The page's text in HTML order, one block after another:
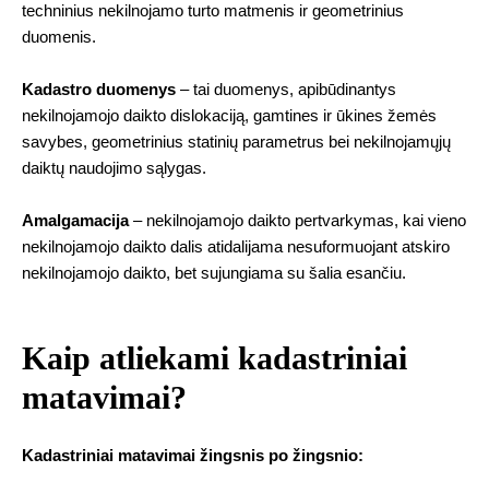
techninius nekilnojamo turto matmenis ir geometrinius
duomenis.
Kadastro duomenys – tai duomenys, apibūdinantys
nekilnojamojo daikto dislokaciją, gamtines ir ūkines žemės
savybes, geometrinius statinių parametrus bei nekilnojamųjų
daiktų naudojimo sąlygas.
Amalgamacija– nekilnojamojo daikto pertvarkymas, kai vieno
nekilnojamojo daikto dalis atidalijama nesuformuojant atskiro
nekilnojamojo daikto, bet sujungiama su šalia esančiu.
Kaip atliekami kadastriniai
matavimai?
Kadastriniai matavimai žingsnis po žingsnio: